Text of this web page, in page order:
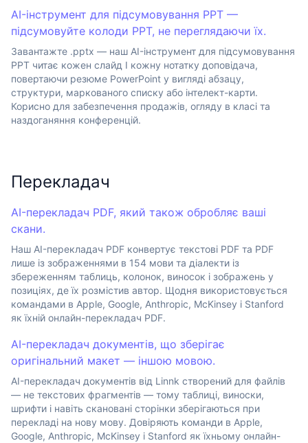
AI-інструмент для підсумовування PPT —
підсумовуйте колоди PPT, не переглядаючи їх.
Завантажте .pptx — наш AI-інструмент для підсумовування
PPT читає кожен слайд І кожну нотатку доповідача,
повертаючи резюме PowerPoint у вигляді абзацу,
структури, маркованого списку або інтелект-карти.
Корисно для забезпечення продажів, огляду в класі та
наздоганяння конференцій.
Перекладач
AI-перекладач PDF, який також обробляє ваші
скани.
Наш AI-перекладач PDF конвертує текстові PDF та PDF
лише із зображеннями в 154 мови та діалекти із
збереженням таблиць, колонок, виносок і зображень у
позиціях, де їх розмістив автор. Щодня використовується
командами в Apple, Google, Anthropic, McKinsey і Stanford
як їхній онлайн-перекладач PDF.
AI-перекладач документів, що зберігає
оригінальний макет — іншою мовою.
AI-перекладач документів від Linnk створений для файлів
— не текстових фрагментів — тому таблиці, виноски,
шрифти і навіть скановані сторінки зберігаються при
перекладі на нову мову. Довіряють команди в Apple,
Google, Anthropic, McKinsey і Stanford як їхньому онлайн-